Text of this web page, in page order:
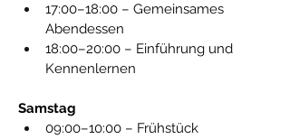
17:00–18:00 – Gemeinsames
Abendessen
18:00–20:00 – Einführung und
Kennenlernen
Samstag
09:00–10:00 – Frühstück